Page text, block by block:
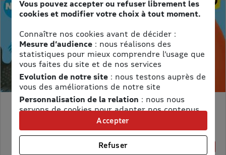
MON PETIT SCIENCE ET VIE AVEC NANO
Meilleur prix :
Vous pouvez accepter ou refuser librement les
cookies et modifier votre choix à tout moment.
Connaître nos cookies avant de décider :
Mesure d’audience: nous réalisons des
statistiques pour mieux comprendre l’usage que
vous faites du site et de nos services
Evolution de notre site: nous testons auprès de
vous des améliorations de notre site
Personnalisation de la relation : nous nous
servons de cookies pour adapter nos contenus
et personnaliser nos offres
Univers publicitaire: nous utilisons avec nos
partenaires des cookies pour afficher des
publicités personnalisées
Refuser
Accepter